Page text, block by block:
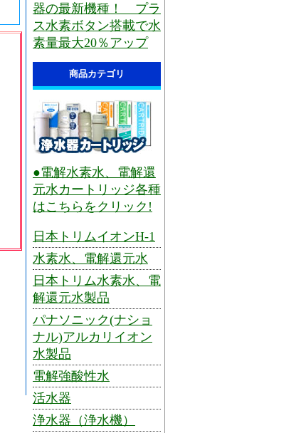
器の最新機種！ プラ
ス水素ボタン搭載で水
素量最大20％アップ
商品カテゴリ
●電解水素水、電解還
元水カートリッジ各種
はこちらをクリック!
日本トリムイオンH-1
水素水、電解還元水
日本トリム水素水、電
解還元水製品
パナソニック(ナショ
ナル)アルカリイオン
水製品
電解強酸性水
活水器
浄水器（浄水機）